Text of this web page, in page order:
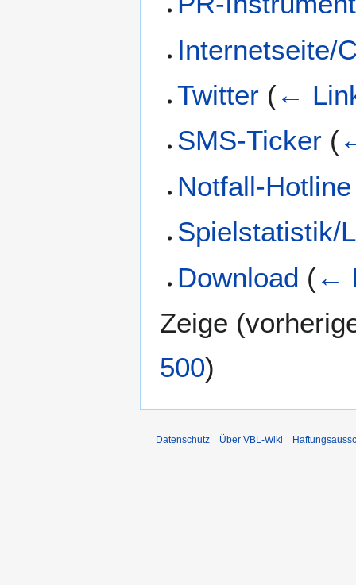
Internetseite/
Twitter (←
SMS-Ticker (
Notfall-Hotline
Spielstatistik/
Download (←
Zeige (
500)
Datenschutz Über VBL-Wiki